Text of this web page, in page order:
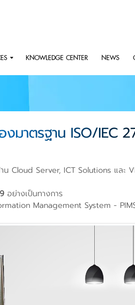
KNOWLEDGE CENTER NEWS
มาตรฐาน ISO/IEC
น Cloud Server, ICT Solutions และ
อย่างเป็นทางการ
Management System -